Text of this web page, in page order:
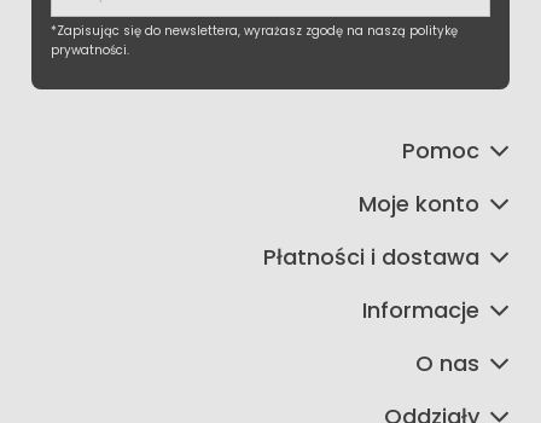
*Zapisując się do newslettera, wyrażasz zgodę na naszą politykę
prywatności.
Pomoc
Moje konto
Płatności i dostawa
Informacje
O nas
Oddziały